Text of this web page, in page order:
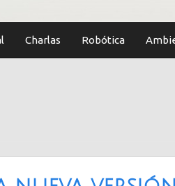
Charlas Robótica